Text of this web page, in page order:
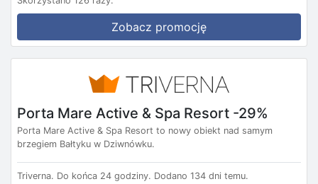
Zobacz promocję
Porta Mare Active & Spa Resort -29%
Porta Mare Active & Spa Resort to nowy obiekt nad samym
brzegiem Bałtyku w Dziwnówku.
Triverna. Do końca 24 godziny. Dodano 134 dni temu.